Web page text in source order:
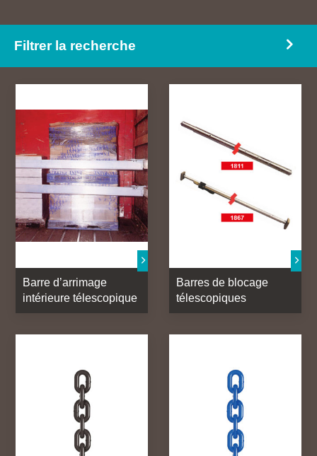
Filtrer la recherche
Barre d’arrimage
intérieure télescopique
Barres de blocage
télescopiques